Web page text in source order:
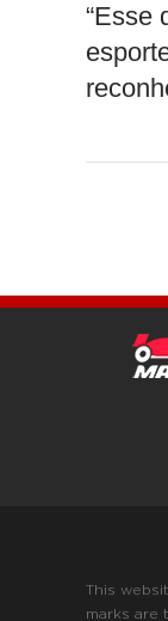
“Esse
This
marks are